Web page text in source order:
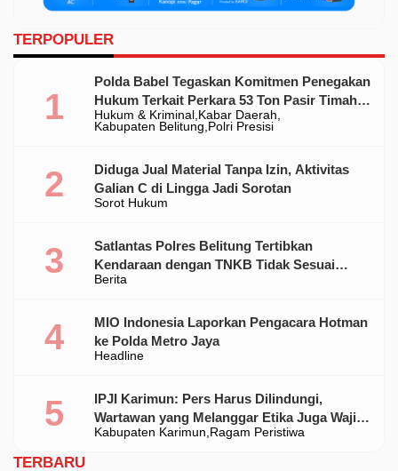
TERPOPULER
Hukum & Kriminal Kabar Daerah
Kabupaten Belitung Polri Presisi
Polda Babel Tegaskan Komitmen Penegakan
Hukum Terkait Perkara 53 Ton Pasir Timah
Ilegal Di Belitung
Sorot Hukum
Diduga Jual Material Tanpa Izin, Aktivitas
Galian C di Lingga Jadi Sorotan
Berita
Satlantas Polres Belitung Tertibkan
Kendaraan dengan TNKB Tidak Sesuai
Standar
Headline
MIO Indonesia Laporkan Pengacara Hotman
ke Polda Metro Jaya
Kabupaten Karimun Ragam Peristiwa
IPJI Karimun: Pers Harus Dilindungi,
Wartawan yang Melanggar Etika Juga Wajib
Dikoreksi
TERBARU